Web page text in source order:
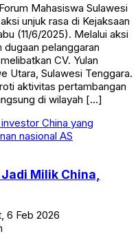
Mahasiswa Sulawesi
unjuk rasa di Kejaksaan
(11/6/2025). Melalui aksi
pelanggaran
CV. Yulan
Utara, Sulawesi Tenggara.
aktivitas pertambangan
di wilayah […]
Milik China,
6 Feb 2026